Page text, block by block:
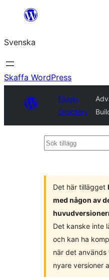
Hoppa
innehåll
Svenska
Skaffa WordPress
Plugin
Directory
Sök
Det här tillägget
med någon av
Det kanske inte
och kan ha
när det används
nyare versioner